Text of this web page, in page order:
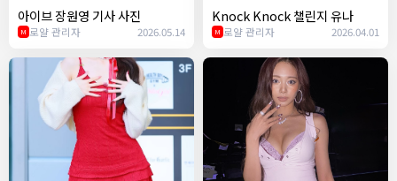
아이브 장원영 기사 사진
M 로얄 관리자 2026.05.14
Knock Knock 챌린지 유나
M 로얄 관리자 2026.04.01